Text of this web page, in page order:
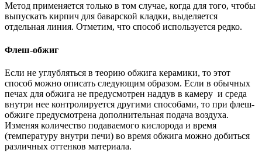
Метод применяется только в том случае, когда для того, чтобы
выпускать кирпич для баварской кладки, выделяется
отдельная линия. Отметим, что способ используется редко.
Флеш-обжиг
Если не углубляться в теорию обжига керамики, то этот
способ можно описать следующим образом. Если в обычных
печах для обжига не предусмотрен наддув в камеру и среда
внутри нее контролируется другими способами, то при флеш-
обжиге предусмотрена дополнительная подача воздуха.
Изменяя количество подаваемого кислорода и время
(температуру внутри печи) во время обжига можно добиться
различных оттенков материала.